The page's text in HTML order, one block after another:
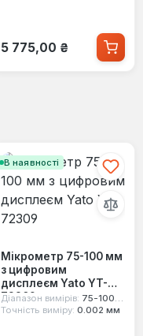
Звичайна ціна:
5 775,00 ₴
В наявності
Мікрометр 75-100 мм
з цифровим
дисплеєм Yato YT-
72309
Діапазон вимірів: 75-100 мм
Точність виміру: 0.002 мм